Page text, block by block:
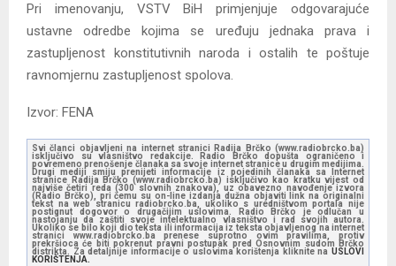
Pri imenovanju, VSTV BiH primjenjuje odgovarajuće
ustavne odredbe kojima se uređuju jednaka prava i
zastupljenost konstitutivnih naroda i ostalih te poštuje
ravnomjernu zastupljenost spolova.
Izvor: FENA
Svi članci objavljeni na internet stranici Radija Brčko (www.radiobrcko.ba)
isključivo su vlasništvo redakcije. Radio Brčko dopušta ograničeno i
povremeno prenošenje članaka sa svoje internet stranice u drugim medijima.
Drugi mediji smiju prenijeti informacije iz pojedinih članaka sa Internet
stranice Radija Brčko (www.radiobrcko.ba) isključivo kao kratku vijest od
najviše četiri reda (300 slovnih znakova), uz obavezno navođenje izvora
(Radio Brčko), pri čemu su on-line izdanja dužna objaviti link na originalni
tekst na web stranicu radiobrcko.ba, ukoliko s uredništvom portala nije
postignut dogovor o drugačijim uslovima. Radio Brčko je odlučan u
nastojanju da zaštiti svoje intelektualno vlasništvo i rad svojih autora.
Ukoliko se bilo koji dio teksta ili informacija iz teksta objavljenog na internet
stranici www.radiobrcko.ba prenese suprotno ovim pravilima, protiv
prekršioca će biti pokrenut pravni postupak pred Osnovnim sudom Brčko
distrikta. Za detaljnije informacije o uslovima korištenja kliknite na USLOVI
KORIŠTENJA.